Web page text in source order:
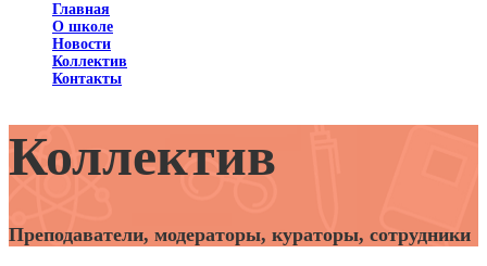
Главная
О школе
Новости
Коллектив
Контакты
Коллектив
Преподаватели, модераторы, кураторы, сотрудники